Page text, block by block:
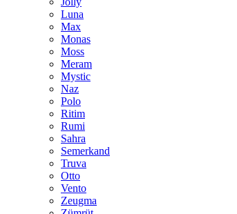
Luna
Max
Monas
Moss
Meram
Mystic
Naz
Polo
Ritim
Rumi
Sahra
Semerkand
Truva
Otto
Vento
Zeugma